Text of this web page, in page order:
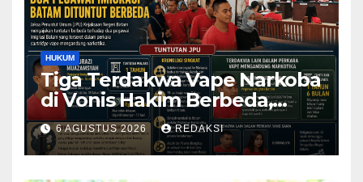
HUKUM
Tiga Terdakwa Vape Narkoba
di Vonis Hakim Berbeda,
Oknum Pegawai Imigrasi
Batam Paling Ringan
6 AGUSTUS 2026 REDAKSI